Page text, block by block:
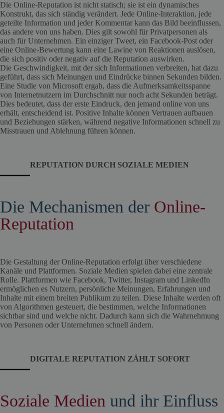
Die Online-Reputation ist nicht statisch; sie ist ein dynamisches
Konstrukt, das sich ständig verändert. Jede Online-Interaktion, jede
geteilte Information und jeder Kommentar kann das Bild beeinflussen,
das andere von uns haben. Dies gilt sowohl für Privatpersonen als
auch für Unternehmen. Ein einziger Tweet, ein Facebook-Post oder
eine Online-Bewertung kann eine Lawine von Reaktionen auslösen,
die sich positiv oder negativ auf die Reputation auswirken.
Die Geschwindigkeit, mit der sich Informationen verbreiten, hat dazu
geführt, dass sich Meinungen und Eindrücke binnen Sekunden bilden.
Eine Studie von Microsoft ergab, dass die Aufmerksamkeitsspanne
von Internetnutzern im Durchschnitt nur noch acht Sekunden beträgt.
Dies bedeutet, dass der erste Eindruck, den jemand online von uns
erhält, entscheidend ist. Positive Inhalte können Vertrauen aufbauen
und Beziehungen stärken, während negative Informationen schnell zu
Misstrauen und Ablehnung führen können.
REPUTATION DURCH SOZIALE MEDIEN
Die Mechanismen der Online-
Reputation
Die Gestaltung der Online-Reputation erfolgt über verschiedene
Kanäle und Plattformen. Soziale Medien spielen dabei eine zentrale
Rolle. Plattformen wie Facebook, Twitter, Instagram und LinkedIn
ermöglichen es Nutzern, persönliche Meinungen, Erfahrungen und
Inhalte mit einem breiten Publikum zu teilen. Diese Inhalte werden oft
von Algorithmen gesteuert, die bestimmen, welche Informationen
sichtbar sind und welche nicht. Dadurch kann sich die Wahrnehmung
von Personen oder Unternehmen schnell ändern.
DIGITALE REPUTATION ZÄHLT SOFORT
Soziale Medien und ihr Einfluss